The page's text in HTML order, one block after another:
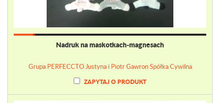
Nadruk na maskotkach-magnesach
Grupa PERFECCTO Justyna i Piotr Gawron Spółka Cywilna
ZAPYTAJ O PRODUKT